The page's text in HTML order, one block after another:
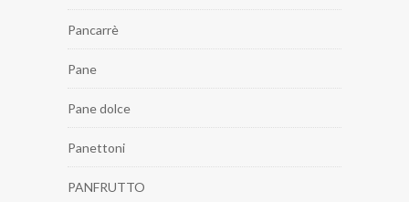
Pancarrè
Pane
Pane dolce
Panettoni
PANFRUTTO